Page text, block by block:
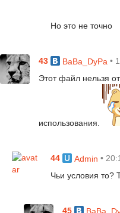
Но это не точно
43 BaBa_DyPa •
Этот файл нельзя
использования.
44 Admin •
Чьи условия то?
45